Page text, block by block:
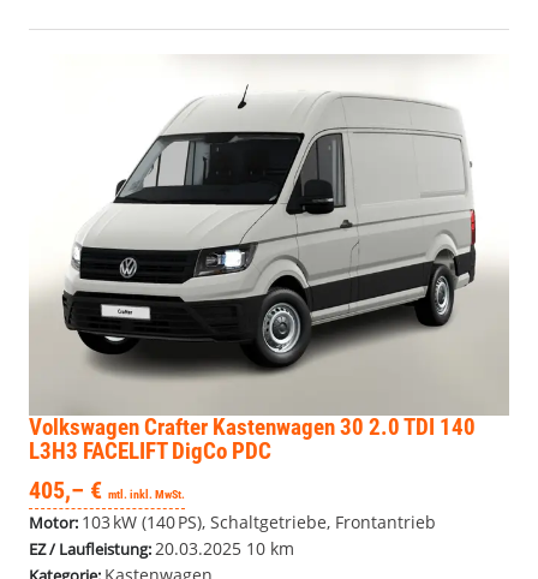
Volkswagen Crafter Kastenwagen30 2.0 TDI 140
L3H3 FACELIFT DigCo PDC
405,– € mtl. inkl. MwSt.
Motor: 103 kW (140 PS), Schaltgetriebe, Frontantrieb
EZ / Laufleistung:20.03.2025 10 km